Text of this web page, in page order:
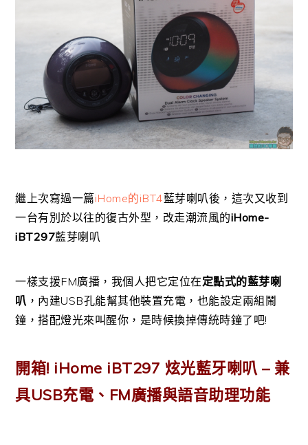
繼上次寫過一篇iHome的iBT4藍芽喇叭後，這次又收到
一台有別於以往的復古外型，改走潮流風的iHome-
iBT297藍芽喇叭
一樣支援FM廣播，我個人把它定位在定點式的藍芽喇
叭 ，內建USB孔能幫其他裝置充電，也能設定兩組鬧
鐘，搭配燈光來叫醒你，是時候換掉傳統時鐘了吧!
開箱! iHome iBT297 炫光藍牙喇叭 – 兼
具USB充電、FM廣播與語音助理功能